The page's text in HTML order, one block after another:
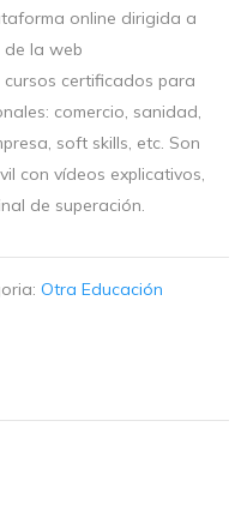
online dirigida a
de la web
certificados para
comercio, sanidad,
soft skills, etc. Son
con vídeos explicativos,
de superación.
Otra Educación